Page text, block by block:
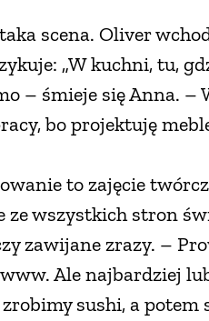
scena. Oliver
„W kuchni, tu,
– śmieje się Anna. –
bo projektuję
to zajęcie
wszystkich stron
zawijane zrazy. –
Ale najbardziej
sushi, a